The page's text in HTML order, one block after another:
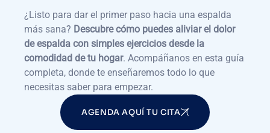
¿Listo para dar el primer paso hacia una espalda
más sana? Descubre cómo puedes aliviar el dolor
de espalda con simples ejercicios desde la
comodidad de tu hogar. Acompáñanos en esta guía
completa, donde te enseñaremos todo lo que
necesitas saber para empezar.
AGENDA AQUÍ TU CITA